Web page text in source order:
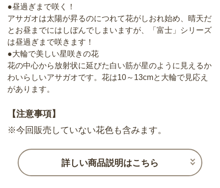
●昼過ぎまで咲く！
アサガオは太陽が昇るのにつれて花がしおれ始め、晴天だ
とお昼までにはしぼんでしまいますが、「富士」シリーズ
は昼過ぎまで咲きます！
●大輪で美しい星咲きの花
花の中心から放射状に延びた白い筋が星のように見えるか
わいらしいアサガオです。花は10～13cmと大輪で見応え
があります。
【注意事項】
※今回販売していない花色も含みます。
詳しい商品説明はこちら